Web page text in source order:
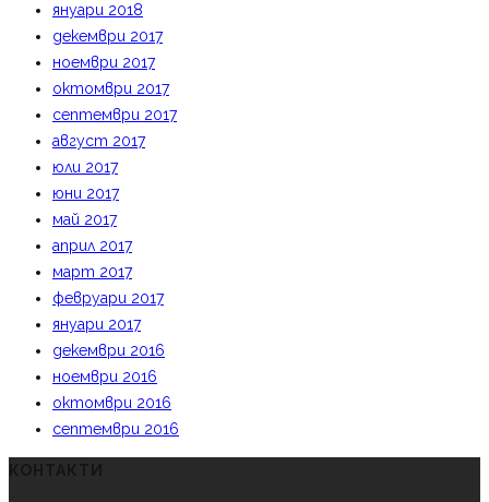
януари 2018
декември 2017
ноември 2017
октомври 2017
септември 2017
август 2017
юли 2017
юни 2017
май 2017
април 2017
март 2017
февруари 2017
януари 2017
декември 2016
ноември 2016
октомври 2016
септември 2016